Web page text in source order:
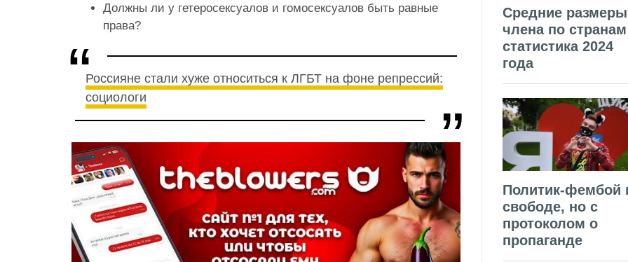
Должны ли у гетеросексуалов и гомосексуалов быть равные
права?
Россияне стали хуже относиться к ЛГБТ на фоне репрессий:
социологи
Средние размеры
члена по
статистика 2024
года
Политик-фембой
свободе, но с
протоколом о
пропаганде